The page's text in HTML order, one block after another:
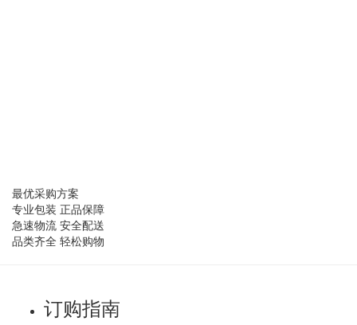
最优采购方案
专业包装 正品保障
急速物流 安全配送
品类齐全 轻松购物
订购指南